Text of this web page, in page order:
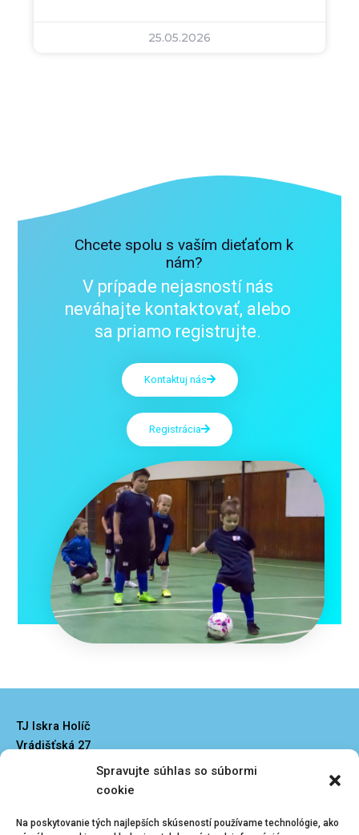
Spravujte súhlas so súbormi
cookie
Na poskytovanie tých najlepších skúseností používame technológie, ako
25.05.2026
Chcete spolu s vaším dieťaťom k
nám?
V prípade nejasností nás
neváhajte kontaktovať, alebo
sa priamo registrujte.
Kontaktuj nás
Registrácia
TJ Iskra Holíč
Vrádišťská 27
iskraholic@iskraholic.sk